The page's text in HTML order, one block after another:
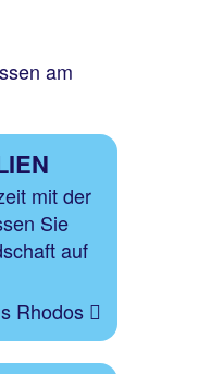
am
mit der
Sie
auf
Rhodos